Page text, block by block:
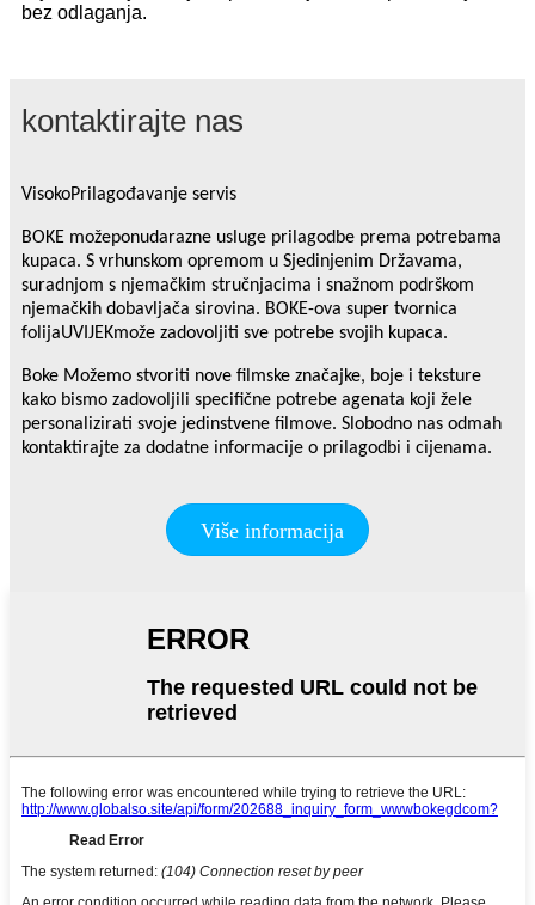
bez odlaganja.
kontaktirajte nas
VisokoPrilagođavanje servis
BOKE možeponudarazne usluge prilagodbe prema potrebama
kupaca. S vrhunskom opremom u Sjedinjenim Državama,
suradnjom s njemačkim stručnjacima i snažnom podrškom
njemačkih dobavljača sirovina. BOKE-ova super tvornica
folijaUVIJEKmože zadovoljiti sve potrebe svojih kupaca.
Boke Možemo stvoriti nove filmske značajke, boje i teksture
kako bismo zadovoljili specifične potrebe agenata koji žele
personalizirati svoje jedinstvene filmove. Slobodno nas odmah
kontaktirajte za dodatne informacije o prilagodbi i cijenama.
Više informacija